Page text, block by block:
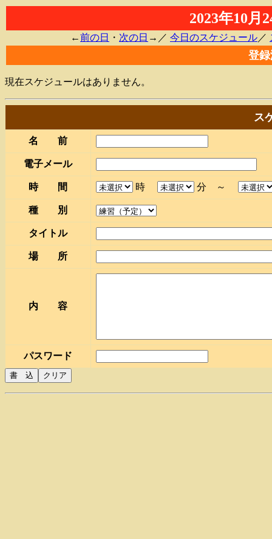
2023年10
←前の日 ・ 次の日 →／ 今日のスケジュール ／
登
現在スケジュールはありません。
ス
名 前
電子メール
時 間 時 分 ～
種 別
タイトル
場 所
内 容
パスワード